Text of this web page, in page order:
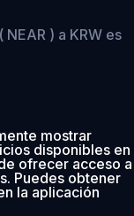
) a KRW es
mostrar
disponibles en
ofrecer acceso a
Puedes obtener
la aplicación